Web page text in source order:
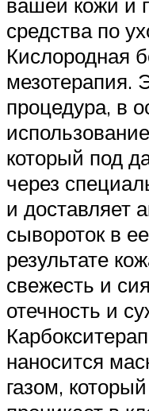
средства по
Кислородная
мезотерапия.
процедура, в
который под
через
и доставляет
сывороток в
результате
свежесть и
отечность и
наносится
газом,